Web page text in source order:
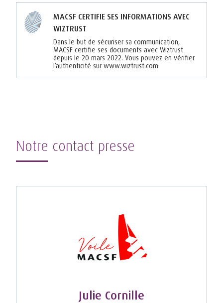
MACSF CERTIFIE SES INFORMATIONS AVEC
WIZTRUST
Dans le but de sécuriser sa communication,
MACSF certifie ses documents avec Wiztrust
depuis le 20 mars 2022. Vous pouvez en vérifier
l’authenticité sur www.wiztrust.com
Notre contact presse
Julie Cornille